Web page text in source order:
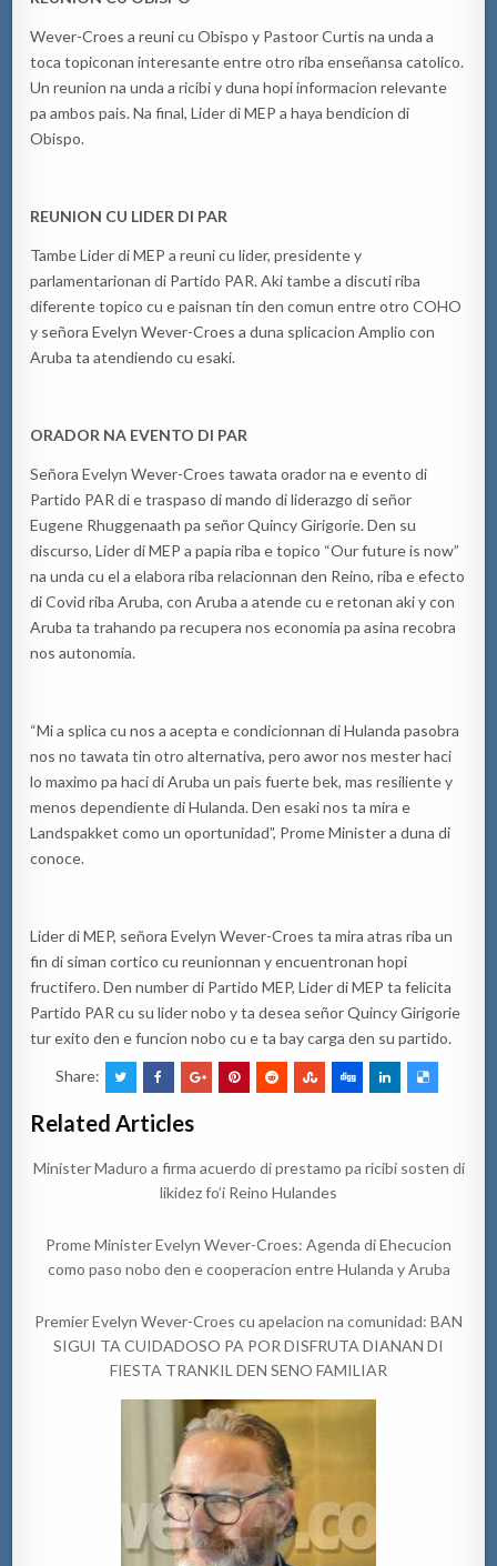
Wever-Croes a reuni cu Obispo y Pastoor Curtis na unda a
toca topiconan interesante entre otro riba enseñansa catolico.
Un reunion na unda a ricibi y duna hopi informacion relevante
pa ambos pais. Na final, Lider di MEP a haya bendicion di
Obispo.
REUNION CU LIDER DI PAR
Tambe Lider di MEP a reuni cu lider, presidente y
parlamentarionan di Partido PAR. Aki tambe a discuti riba
diferente topico cu e paisnan tin den comun entre otro COHO
y señora Evelyn Wever-Croes a duna splicacion Amplio con
Aruba ta atendiendo cu esaki.
ORADOR NA EVENTO DI PAR
Señora Evelyn Wever-Croes tawata orador na e evento di
Partido PAR di e traspaso di mando di liderazgo di señor
Eugene Rhuggenaath pa señor Quincy Girigorie. Den su
discurso, Lider di MEP a papia riba e topico “Our future is now”
na unda cu el a elabora riba relacionnan den Reino, riba e efecto
di Covid riba Aruba, con Aruba a atende cu e retonan aki y con
Aruba ta trahando pa recupera nos economia pa asina recobra
nos autonomia.
“Mi a splica cu nos a acepta e condicionnan di Hulanda pasobra
nos no tawata tin otro alternativa, pero awor nos mester haci
lo maximo pa haci di Aruba un pais fuerte bek, mas resiliente y
menos dependiente di Hulanda. Den esaki nos ta mira e
Landspakket como un oportunidad”, Prome Minister a duna di
conoce.
Lider di MEP, señora Evelyn Wever-Croes ta mira atras riba un
fin di siman cortico cu reunionnan y encuentronan hopi
fructifero. Den number di Partido MEP, Lider di MEP ta felicita
Partido PAR cu su lider nobo y ta desea señor Quincy Girigorie
tur exito den e funcion nobo cu e ta bay carga den su partido.
Share:
Related Articles
Minister Maduro a firma acuerdo di prestamo pa ricibi sosten di
likidez fo’i Reino Hulandes
Prome Minister Evelyn Wever-Croes: Agenda di Ehecucion
como paso nobo den e cooperacion entre Hulanda y Aruba
Premier Evelyn Wever-Croes cu apelacion na comunidad: BAN
SIGUI TA CUIDADOSO PA POR DISFRUTA DIANAN DI
FIESTA TRANKIL DEN SENO FAMILIAR